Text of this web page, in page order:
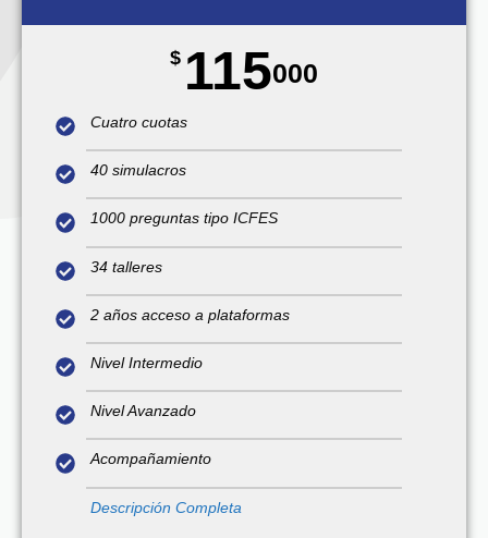
$ 115000
Cuatro cuotas
40 simulacros
1000 preguntas tipo ICFES
34 talleres
2 años acceso a plataformas
Nivel Intermedio
Nivel Avanzado
Acompañamiento
Descripción Completa